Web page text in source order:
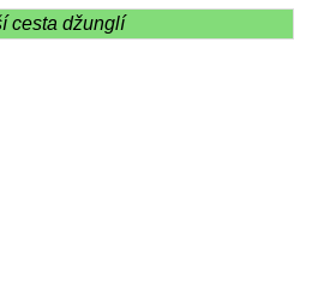
cesta džunglí